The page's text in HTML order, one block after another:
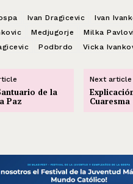
Ivan Dragicevic
Ivan
Medjugorje
Milka
Podbrdo Vicka
de la
Paz
Next article
Cuaresma